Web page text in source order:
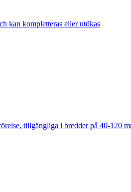
kan kompletteras eller utökas
tillgängliga i bredder på 40-120